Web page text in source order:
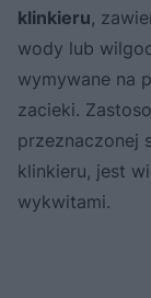
klinkieru,
wody lub
wymywane na
zacieki.
przeznaczonej
klinkieru, jest
wykwitami.